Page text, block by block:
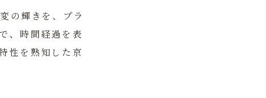
の輝きを、プラ
、時間経過を表
性を熟知した京